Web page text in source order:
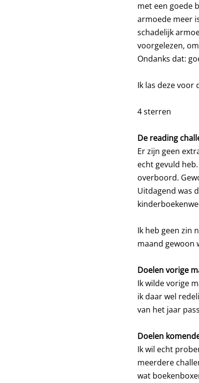
met een goede
armoede meer
schadelijk
voorgelezen,
Ondanks dat:
Ik las deze voor
4 sterren
De reading
Er zijn geen
echt gevuld
overboord.
Uitdagend was
Ik heb geen zin
maand gewoon
Doelen vorige
Ik wilde vorige
ik daar wel
van het jaar
Doelen
Ik wil echt
meerdere
wat